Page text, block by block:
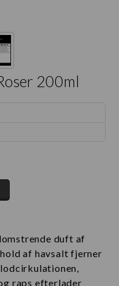
200ml
duft af
af havsalt fjerner
raps efterlader